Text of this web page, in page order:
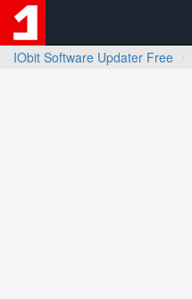
IObit Software Updater Free